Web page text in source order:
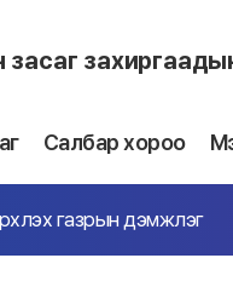
засаг
Салбар хороо
газрын дэмжлэг